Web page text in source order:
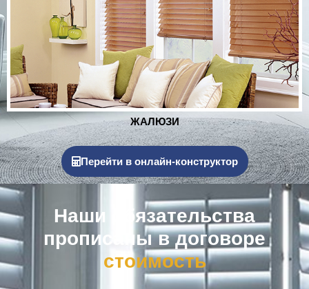
РОЛЬСТАВНИ
Перейти в онлайн-конструктор
Наши обязательства
прописаны в договоре
омпенсация